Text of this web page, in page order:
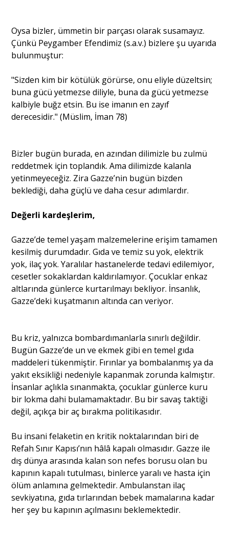
Oysa bizler, ümmetin bir parçası olarak susamayız.
Çünkü Peygamber Efendimiz (s.a.v.) bizlere şu uyarıda
bulunmuştur:
"Sizden kim bir kötülük görürse, onu eliyle düzeltsin;
buna gücü yetmezse diliyle, buna da gücü yetmezse
kalbiyle buğz etsin. Bu ise imanın en zayıf
derecesidir." (Müslim, İman 78)
Bizler bugün burada, en azından dilimizle bu zulmü
reddetmek için toplandık. Ama dilimizde kalanla
yetinmeyeceğiz. Zira Gazze’nin bugün bizden
beklediği, daha güçlü ve daha cesur adımlardır.
Değerli kardeşlerim,
Gazze’de temel yaşam malzemelerine erişim tamamen
kesilmiş durumdadır. Gıda ve temiz su yok, elektrik
yok, ilaç yok. Yaralılar hastanelerde tedavi edilemiyor,
cesetler sokaklardan kaldırılamıyor. Çocuklar enkaz
altlarında günlerce kurtarılmayı bekliyor. İnsanlık,
Gazze’deki kuşatmanın altında can veriyor.
Bu kriz, yalnızca bombardımanlarla sınırlı değildir.
Bugün Gazze’de un ve ekmek gibi en temel gıda
maddeleri tükenmiştir. Fırınlar ya bombalanmış ya da
yakıt eksikliği nedeniyle kapanmak zorunda kalmıştır.
İnsanlar açlıkla sınanmakta, çocuklar günlerce kuru
bir lokma dahi bulamamaktadır. Bu bir savaş taktiği
değil, açıkça bir aç bırakma politikasıdır.
Bu insani felaketin en kritik noktalarından biri de
Refah Sınır Kapısı’nın hâlâ kapalı olmasıdır. Gazze ile
dış dünya arasında kalan son nefes borusu olan bu
kapının kapalı tutulması, binlerce yaralı ve hasta için
ölüm anlamına gelmektedir. Ambulanstan ilaç
sevkiyatına, gıda tırlarından bebek mamalarına kadar
her şey bu kapının açılmasını beklemektedir.